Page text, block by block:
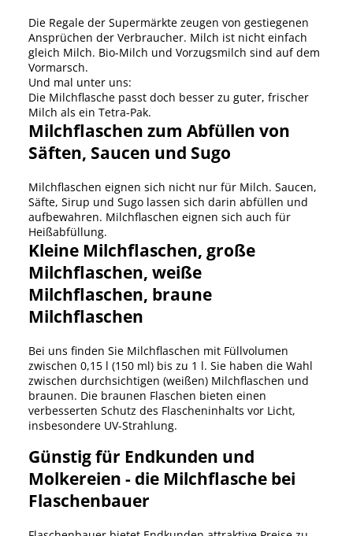
Die Regale der Supermärkte zeugen von gestiegenen
Ansprüchen der Verbraucher. Milch ist nicht einfach
gleich Milch. Bio-Milch und Vorzugsmilch sind auf dem
Vormarsch.
Und mal unter uns:
Die Milchflasche passt doch besser zu guter, frischer
Milch als ein Tetra-Pak.
Milchflaschen zum Abfüllen von
Säften, Saucen und Sugo
Milchflaschen eignen sich nicht nur für Milch. Saucen,
Säfte, Sirup und Sugo lassen sich darin abfüllen und
aufbewahren. Milchflaschen eignen sich auch für
Heißabfüllung.
Kleine Milchflaschen, große
Milchflaschen, weiße
Milchflaschen, braune
Milchflaschen
Bei uns finden Sie Milchflaschen mit Füllvolumen
zwischen 0,15 l (150 ml) bis zu 1 l. Sie haben die Wahl
zwischen durchsichtigen (weißen) Milchflaschen und
braunen. Die braunen Flaschen bieten einen
verbesserten Schutz des Flascheninhalts vor Licht,
insbesondere UV-Strahlung.
Günstig für Endkunden und
Molkereien - die Milchflasche bei
Flaschenbauer